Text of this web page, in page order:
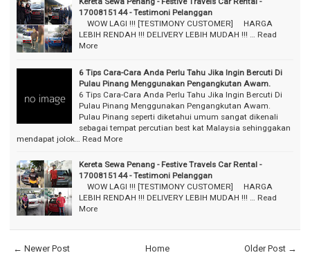
1700815144 - Testimoni Pelanggan
⠀ WOW LAGI !!! [TESTIMONY CUSTOMER] ⠀ HARGA
LEBIH RENDAH !!! DELIVERY LEBIH MUDAH !!! …
Read
More
6 Tips Cara-Cara Anda Perlu Tahu Jika Ingin Bercuti Di
Pulau Pinang Menggunakan Pengangkutan Awam.
6 Tips Cara-Cara Anda Perlu Tahu Jika Ingin Bercuti Di
Pulau Pinang Menggunakan Pengangkutan Awam.
Pulau Pinang seperti diketahui umum sangat dikenali
sebagai tempat percutian best kat Malaysia sehinggakan
mendapat jolok…
Read More
Kereta Sewa Penang - Festive Travels Car Rental -
1700815144 - Testimoni Pelanggan
⠀ WOW LAGI !!! [TESTIMONY CUSTOMER] ⠀ HARGA
LEBIH RENDAH !!! DELIVERY LEBIH MUDAH !!! …
Read
More
← Newer Post Older Post →
Home